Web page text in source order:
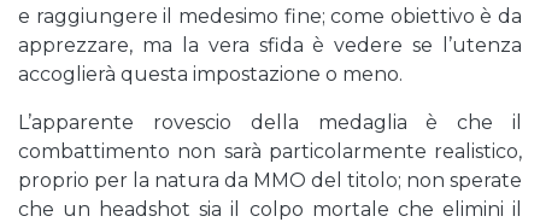
e raggiungere il medesimo fine; come obiettivo è da
apprezzare, ma la vera sfida è vedere se l’utenza
accoglierà questa impostazione o meno.
L’apparente rovescio della medaglia è che il
combattimento non sarà particolarmente realistico,
proprio per la natura da MMO del titolo; non sperate
che un headshot sia il colpo mortale che elimini il